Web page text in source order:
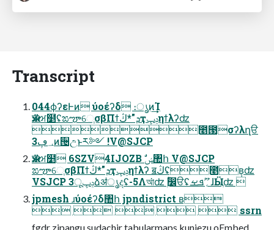
Transcript
044ϕʔεͰͷ ύοέʔδ ։ൃͷ͢͢Ί
ӝੜਅ໵ʢಙౡେֶσβΠϯܕ"*ڭҭݚڀηϯλʔʣ
೥౓σʔλղੳ
؀ڥ3ͷ੔උͱར༻ !V@SJCP
ӝੜਅ໵ 6SZV4IJOZB ࣗݾ঺հ V@SJCP
ಙౡେֶσβΠϯܕ"*ڭҭݚڀηϯλʔ ॿڭʢ೥݄ʙʣ
VSJCP 3ݚڀूձॳൃදʢ-5Λআ͘ʣ ۭؒ෼ੳʢ؍ޫܦࡁɺӸֶʣ 
jpmesh ɹύοέʔδ঺հ jpndistrict ʙ
     ssrn
fgdr zipangu sudachir tabularmaps kuniezu oEmbed